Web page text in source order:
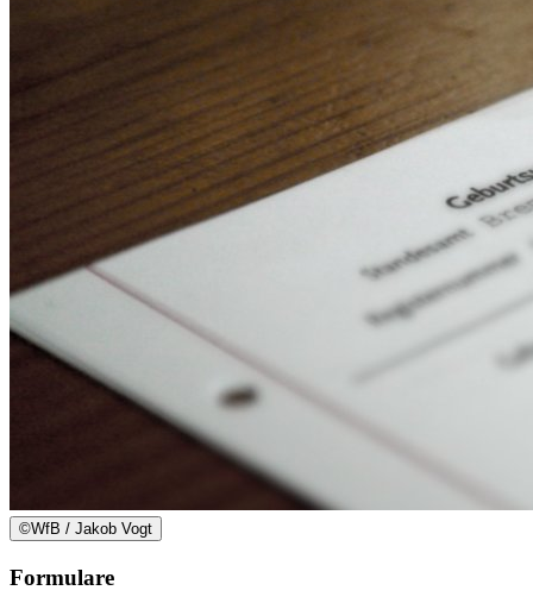
©WfB / Jakob Vogt
Formulare